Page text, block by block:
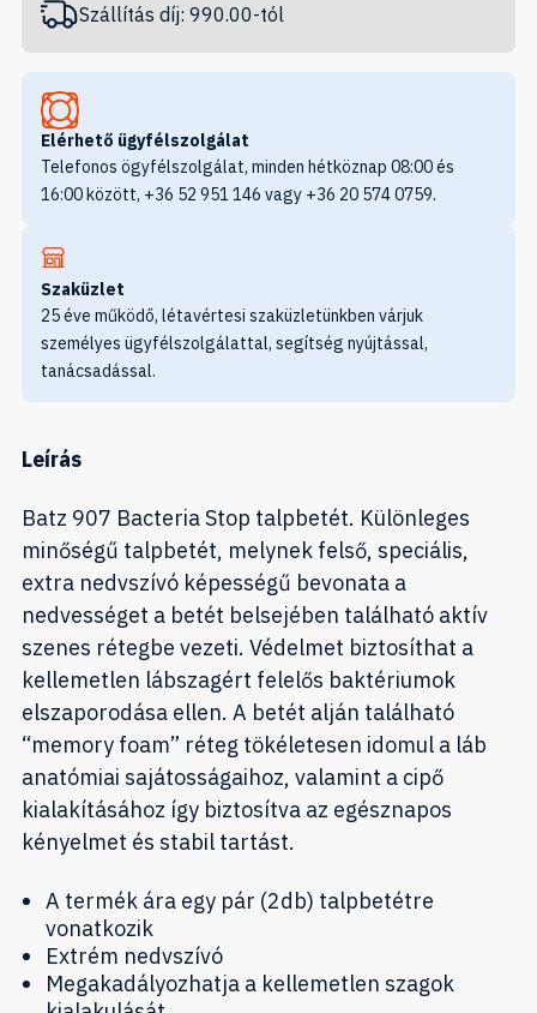
Szállítás díj: 990.00-tól
Elérhető ügyfélszolgálat
Telefonos ögyfélszolgálat, minden hétköznap 08:00 és
16:00 között, +36 52 951 146 vagy +36 20 574 0759.
Szaküzlet
25 éve működő, létavértesi szaküzletünkben várjuk
személyes ügyfélszolgálattal, segítség nyújtással,
tanácsadással.
Leírás
Batz 907 Bacteria Stop talpbetét. Különleges
minőségű talpbetét, melynek felső, speciális,
extra nedvszívó képességű bevonata a
nedvességet a betét belsejében található aktív
szenes rétegbe vezeti. Védelmet biztosíthat a
kellemetlen lábszagért felelős baktériumok
elszaporodása ellen. A betét alján található
“memory foam” réteg tökéletesen idomul a láb
anatómiai sajátosságaihoz, valamint a cipő
kialakításához így biztosítva az egésznapos
kényelmet és stabil tartást.
A termék ára egy pár (2db) talpbetétre
vonatkozik
Extrém nedvszívó
Megakadályozhatja a kellemetlen szagok